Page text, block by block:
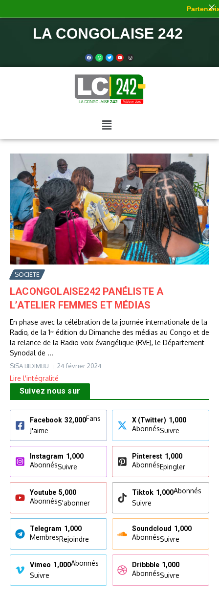
LA CONGOLAISE 242
SOCIETE
LACONGOLAISE242 PANÉLISTE A
L’ATELIER FEMMES ET MÉDIAS
En phase avec la célébration de la journée internationale de la
Radio, de la 1ʳᵉ édition du Dimanche des médias au Congo et de
la relance de la Radio voix évangélique (RVE), le Département
Synodal de ...
SISA BIDIMBU 24 février 2024
Lire l'intégralité
Suivez nous sur
Facebook 32,000Fans
J'aime
X (Twitter) 1,000
AbonnésSuivre
Instagram 1,000
AbonnésSuivre
Pinterest 1,000
AbonnésEpingler
Youtube 5,000
AbonnésS'abonner
Tiktok 1,000Abonnés
Suivre
Telegram 1,000
MembresRejoindre
Soundcloud 1,000
AbonnésSuivre
Vimeo 1,000Abonnés
Suivre
Dribbble 1,000
AbonnésSuivre